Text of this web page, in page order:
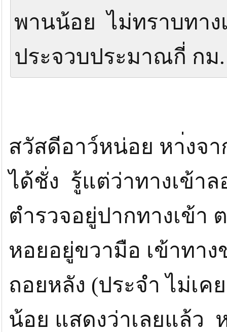
พานน้อย ไม่ทราบทาง
ประจวบประมาณกี่ กม.
สวัสดีอาว์หน่อย หา่งจ
ได้ชั่ง รู้แต่ว่าทางเข้า
ตำรวจอยู่ปากทางเข้า
หอยอยู่ขวามือ เข้าทา
ถอยหลัง (ประจำ ไม่เค
น้อย แสดงว่าเลยแล้ว